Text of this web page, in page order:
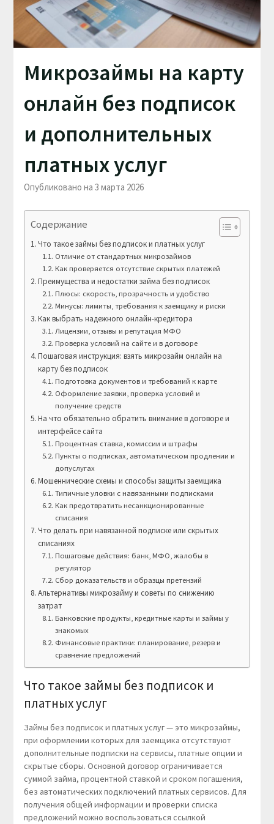
Микрозаймы на карту
онлайн без подписок
и дополнительных
платных услуг
Опубликовано на 3 марта 2026
Содержание
Что такое займы без подписок и платных услуг
Отличие от стандартных микрозаймов
Как проверяется отсутствие скрытых платежей
Преимущества и недостатки займа без подписок
Плюсы: скорость, прозрачность и удобство
Минусы: лимиты, требования к заемщику и риски
Как выбрать надежного онлайн-кредитора
Лицензии, отзывы и репутация МФО
Проверка условий на сайте и в договоре
Пошаговая инструкция: взять микрозайм онлайн на
карту без подписок
Подготовка документов и требований к карте
Оформление заявки, проверка условий и
получение средств
На что обязательно обратить внимание в договоре и
интерфейсе сайта
Процентная ставка, комиссии и штрафы
Пункты о подписках, автоматическом продлении и
допуслугах
Мошеннические схемы и способы защиты заемщика
Типичные уловки с навязанными подписками
Как предотвратить несанкционированные
списания
Что делать при навязанной подписке или скрытых
списаниях
Пошаговые действия: банк, МФО, жалобы в
регулятор
Сбор доказательств и образцы претензий
Альтернативы микрозайму и советы по снижению
затрат
Банковские продукты, кредитные карты и займы у
знакомых
Финансовые практики: планирование, резерв и
сравнение предложений
Что такое займы без подписок и
платных услуг
Займы без подписок и платных услуг — это микрозаймы,
при оформлении которых для заемщика отсутствуют
дополнительные подписки на сервисы, платные опции и
скрытые сборы. Основной договор ограничивается
суммой займа, процентной ставкой и сроком погашения,
без автоматических подключений платных сервисов. Для
получения общей информации и проверки списка
предложений можно воспользоваться ссылкой